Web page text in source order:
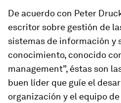
De acuerdo con Peter
escritor sobre gestión de
sistemas de información y
conocimiento, conocido
management”, éstas son
buen líder que guíe el
organización y el equipo